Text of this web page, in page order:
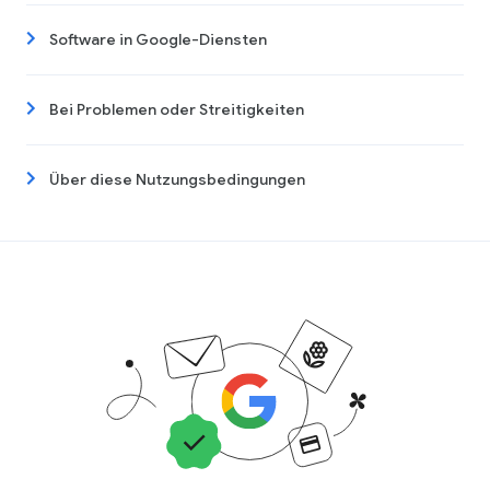
Software in Google-Diensten
Bei Problemen oder Streitigkeiten
Über diese Nutzungsbedingungen